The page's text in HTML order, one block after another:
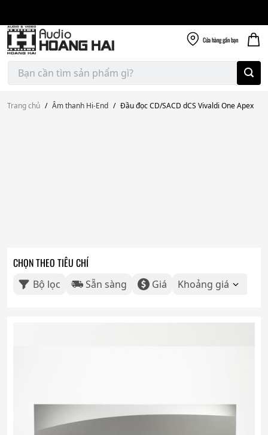
content
Cửa hànggần bạn
Tìm
kiếm:
Trang chủ / Âm thanh Hi-End / Đầu đọc CD/SACD dCS Vivaldi One Apex
CHỌN THEO TIÊU CHÍ
Bộ lọc Sẵn sàng Giá Khoảng giá